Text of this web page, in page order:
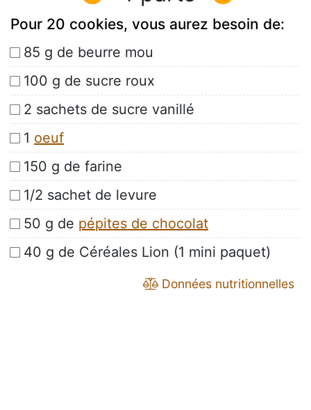
Pour 20 cookies, vous aurez besoin de:
85 g de beurre mou
100 g de sucre roux
2 sachets de sucre vanillé
1 oeuf
150 g de farine
1/2 sachet de levure
50 g de pépites de chocolat
40 g de Céréales Lion (1 mini paquet)
Données nutritionnelles